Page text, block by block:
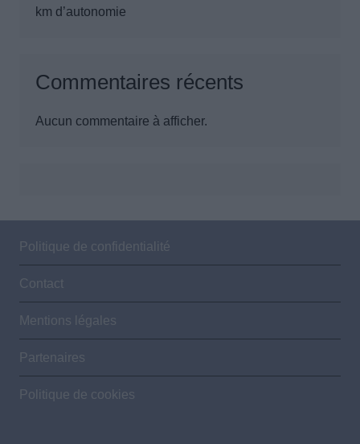
km d’autonomie
Commentaires récents
Aucun commentaire à afficher.
Politique de confidentialité
Contact
Mentions légales
Partenaires
Politique de cookies